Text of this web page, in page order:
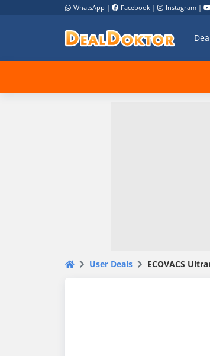
WhatsApp | Facebook | Instagram |
User Deals ECOVACS